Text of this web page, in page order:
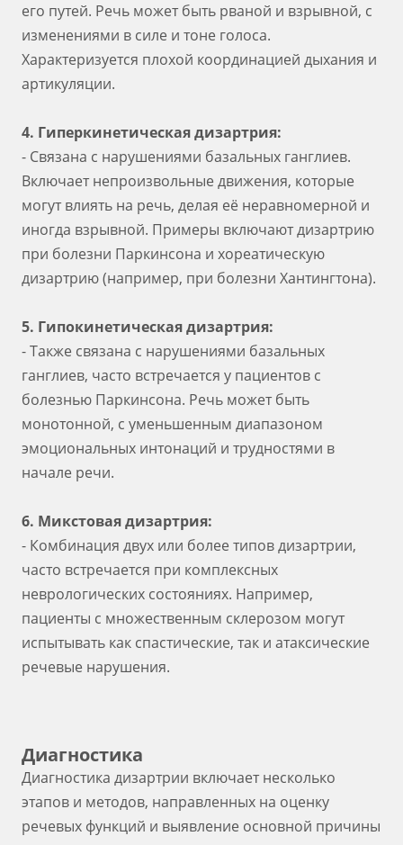
его путей. Речь может быть рваной и взрывной, с
изменениями в силе и тоне голоса.
Характеризуется плохой координацией дыхания и
артикуляции.
4. Гиперкинетическая дизартрия:
- Связана с нарушениями базальных ганглиев.
Включает непроизвольные движения, которые
могут влиять на речь, делая её неравномерной и
иногда взрывной. Примеры включают дизартрию
при болезни Паркинсона и хореатическую
дизартрию (например, при болезни Хантингтона).
5. Гипокинетическая дизартрия:
- Также связана с нарушениями базальных
ганглиев, часто встречается у пациентов с
болезнью Паркинсона. Речь может быть
монотонной, с уменьшенным диапазоном
эмоциональных интонаций и трудностями в
начале речи.
6. Микстовая дизартрия:
- Комбинация двух или более типов дизартрии,
часто встречается при комплексных
неврологических состояниях. Например,
пациенты с множественным склерозом могут
испытывать как спастические, так и атаксические
речевые нарушения.
Диагностика
Диагностика дизартрии включает несколько
этапов и методов, направленных на оценку
речевых функций и выявление основной причины